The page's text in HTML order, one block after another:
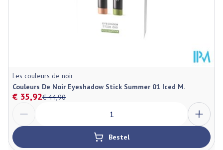
Les couleurs de noir
Couleurs De Noir Eyeshadow Stick Summer 01 Iced M.
€ 44,90
€ 35,92
Bestel